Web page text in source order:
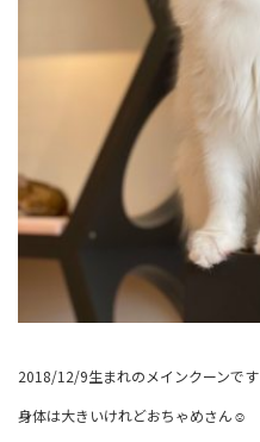
2018/12/9生まれのメインクーンです
身体は大きいけれどおちゃめさん☺